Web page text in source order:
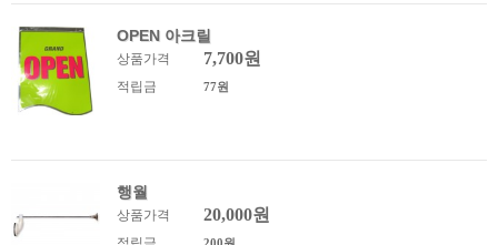
OPEN 아크릴
상품가격 7,700원
적립금 77원
행월
상품가격 20,000원